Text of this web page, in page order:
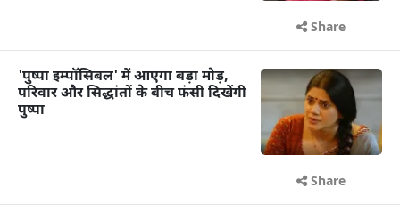
Share
'पुष्पा इम्पॉसिबल' में आएगा बड़ा मोड़,
परिवार और सिद्धांतों के बीच फंसी दिखेंगी
पुष्पा
Share